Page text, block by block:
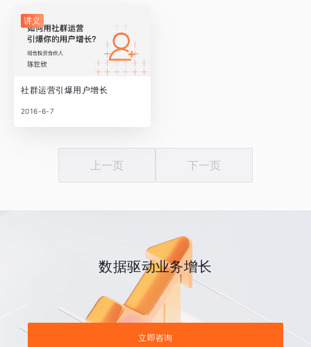
讲义
社群运营引爆用户增长
2016-6-7
上一页 下一页
数据驱动业务增长
立即咨询